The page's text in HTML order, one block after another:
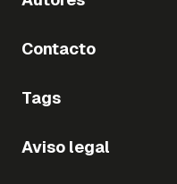
Contacto
Tags
Aviso legal